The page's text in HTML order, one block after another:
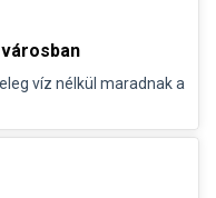
víz nélkül maradnak a